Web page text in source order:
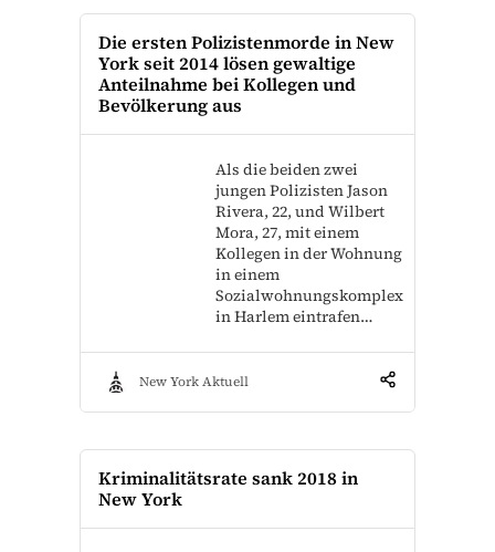
Die ersten Polizistenmorde in New
York seit 2014 lösen gewaltige
Anteilnahme bei Kollegen und
Bevölkerung aus
Als die beiden zwei
jungen Polizisten Jason
Rivera, 22, und Wilbert
Mora, 27, mit einem
Kollegen in der Wohnung
in einem
Sozialwohnungskomplex
in Harlem eintrafen…
New York Aktuell
Kriminalitätsrate sank 2018 in
New York